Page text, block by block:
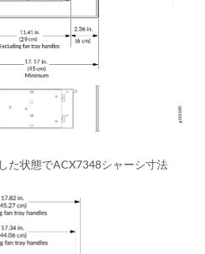
た状態でACX7348シャーシ寸法